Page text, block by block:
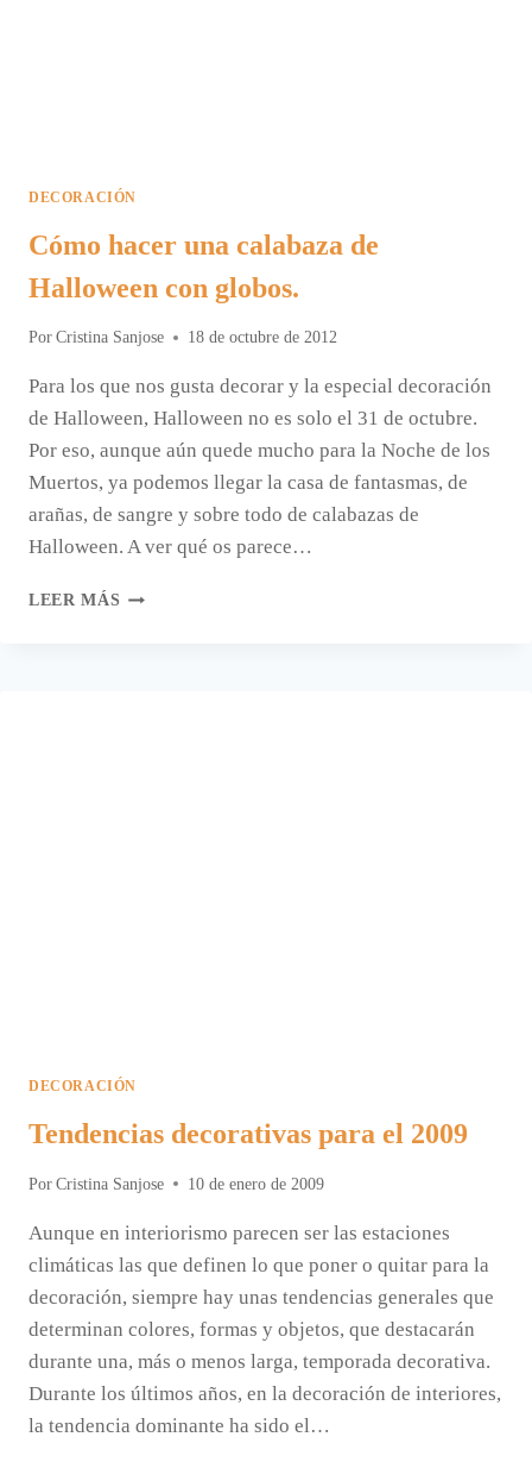
DECORACIÓN
Cómo hacer una calabaza de
Halloween con globos.
Por Cristina Sanjose 18 de octubre de 2012
Para los que nos gusta decorar y la especial decoración
de Halloween, Halloween no es solo el 31 de octubre.
Por eso, aunque aún quede mucho para la Noche de los
Muertos, ya podemos llegar la casa de fantasmas, de
arañas, de sangre y sobre todo de calabazas de
Halloween. A ver qué os parece…
LEER MÁS CÓMO
DECORACIÓN
Tendencias decorativas para el 2009
Por Cristina Sanjose 10 de enero de 2009
Aunque en interiorismo parecen ser las estaciones
climáticas las que definen lo que poner o quitar para la
decoración, siempre hay unas tendencias generales que
determinan colores, formas y objetos, que destacarán
durante una, más o menos larga, temporada decorativa.
Durante los últimos años, en la decoración de interiores,
la tendencia dominante ha sido el…